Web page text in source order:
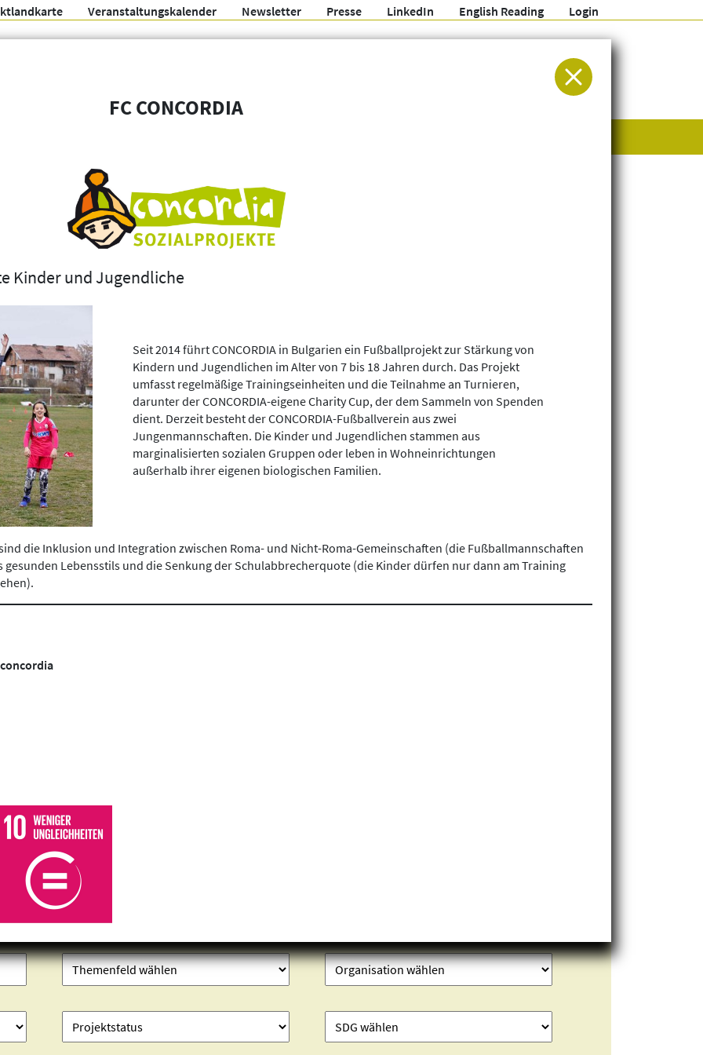
Veranstaltungskalender Newsletter Presse LinkedIn English Reading Login
Arbeitsgemeinschaft für Entwicklung und Humanitäre Hilfe
FC CONCORDIA
Kinder und Jugendliche
Seit 2014 führt CONCORDIA in Bulgarien ein Fußballprojekt zur Stärkung von
Kindern und Jugendlichen im Alter von 7 bis 18 Jahren durch. Das Projekt
umfasst regelmäßige Trainingseinheiten und die Teilnahme an Turnieren,
darunter der CONCORDIA-eigene Charity Cup, der dem Sammeln von Spenden
dient. Derzeit besteht der CONCORDIA-Fußballverein aus zwei
Jungenmannschaften. Die Kinder und Jugendlichen stammen aus
marginalisierten sozialen Gruppen oder leben in Wohneinrichtungen
außerhalb ihrer eigenen biologischen Familien.
die Inklusion und Integration zwischen Roma- und Nicht-Roma-Gemeinschaften (die Fußballmannschaften
Lebensstils und die Senkung der Schulabbrecherquote (die Kinder dürfen nur dann am Training